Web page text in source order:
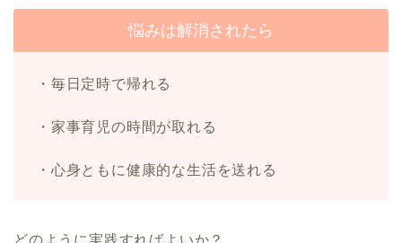
悩みは解消されたら
・毎日定時で帰れる
・家事育児の時間が取れる
・心身ともに健康的な生活を送れる
どのように実践すればよいか？